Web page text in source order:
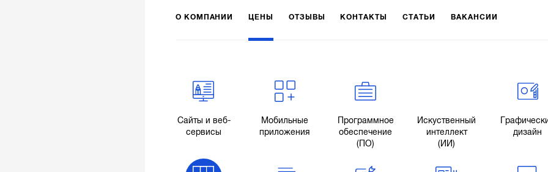
О КОМПАНИИ ЦЕНЫ ОТЗЫВЫ КОНТАКТЫ СТАТЬИ ВАКАНСИИ
Сайты и веб-
сервисы
Мобильные
приложения
Программное
обеспечение
(ПО)
Искуственный
интеллект
(ИИ)
дизайн